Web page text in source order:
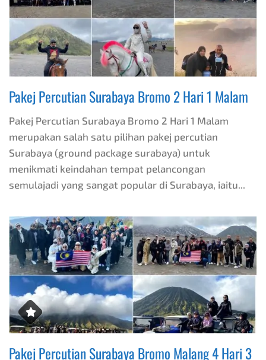
Pakej Percutian Surabaya Bromo 2 Hari 1 Malam
Pakej Percutian Surabaya Bromo 2 Hari 1 Malam
merupakan salah satu pilihan pakej percutian
Surabaya (ground package surabaya) untuk
menikmati keindahan tempat pelancongan
semulajadi yang sangat popular di Surabaya, iaitu...
Pakej Percutian Surabaya Bromo Malang 4 Hari 3